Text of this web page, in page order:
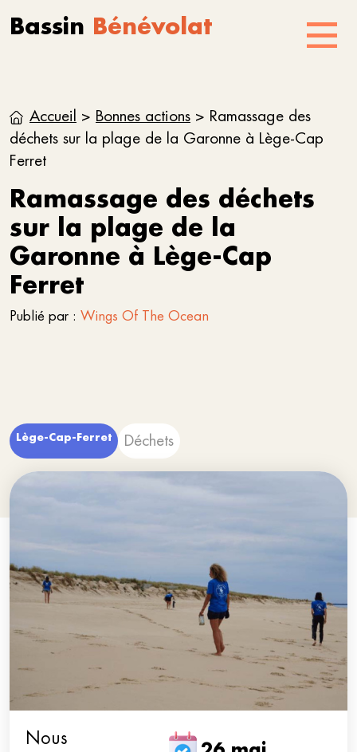
Bassin Bénévolat
Accueil > Bonnes actions > Ramassage des
déchets sur la plage de la Garonne à Lège-Cap
Ferret
Ramassage des déchets
sur la plage de la
Garonne à Lège-Cap
Ferret
Publié par : Wings Of The Ocean
Lège-Cap-Ferret Déchets
Nous